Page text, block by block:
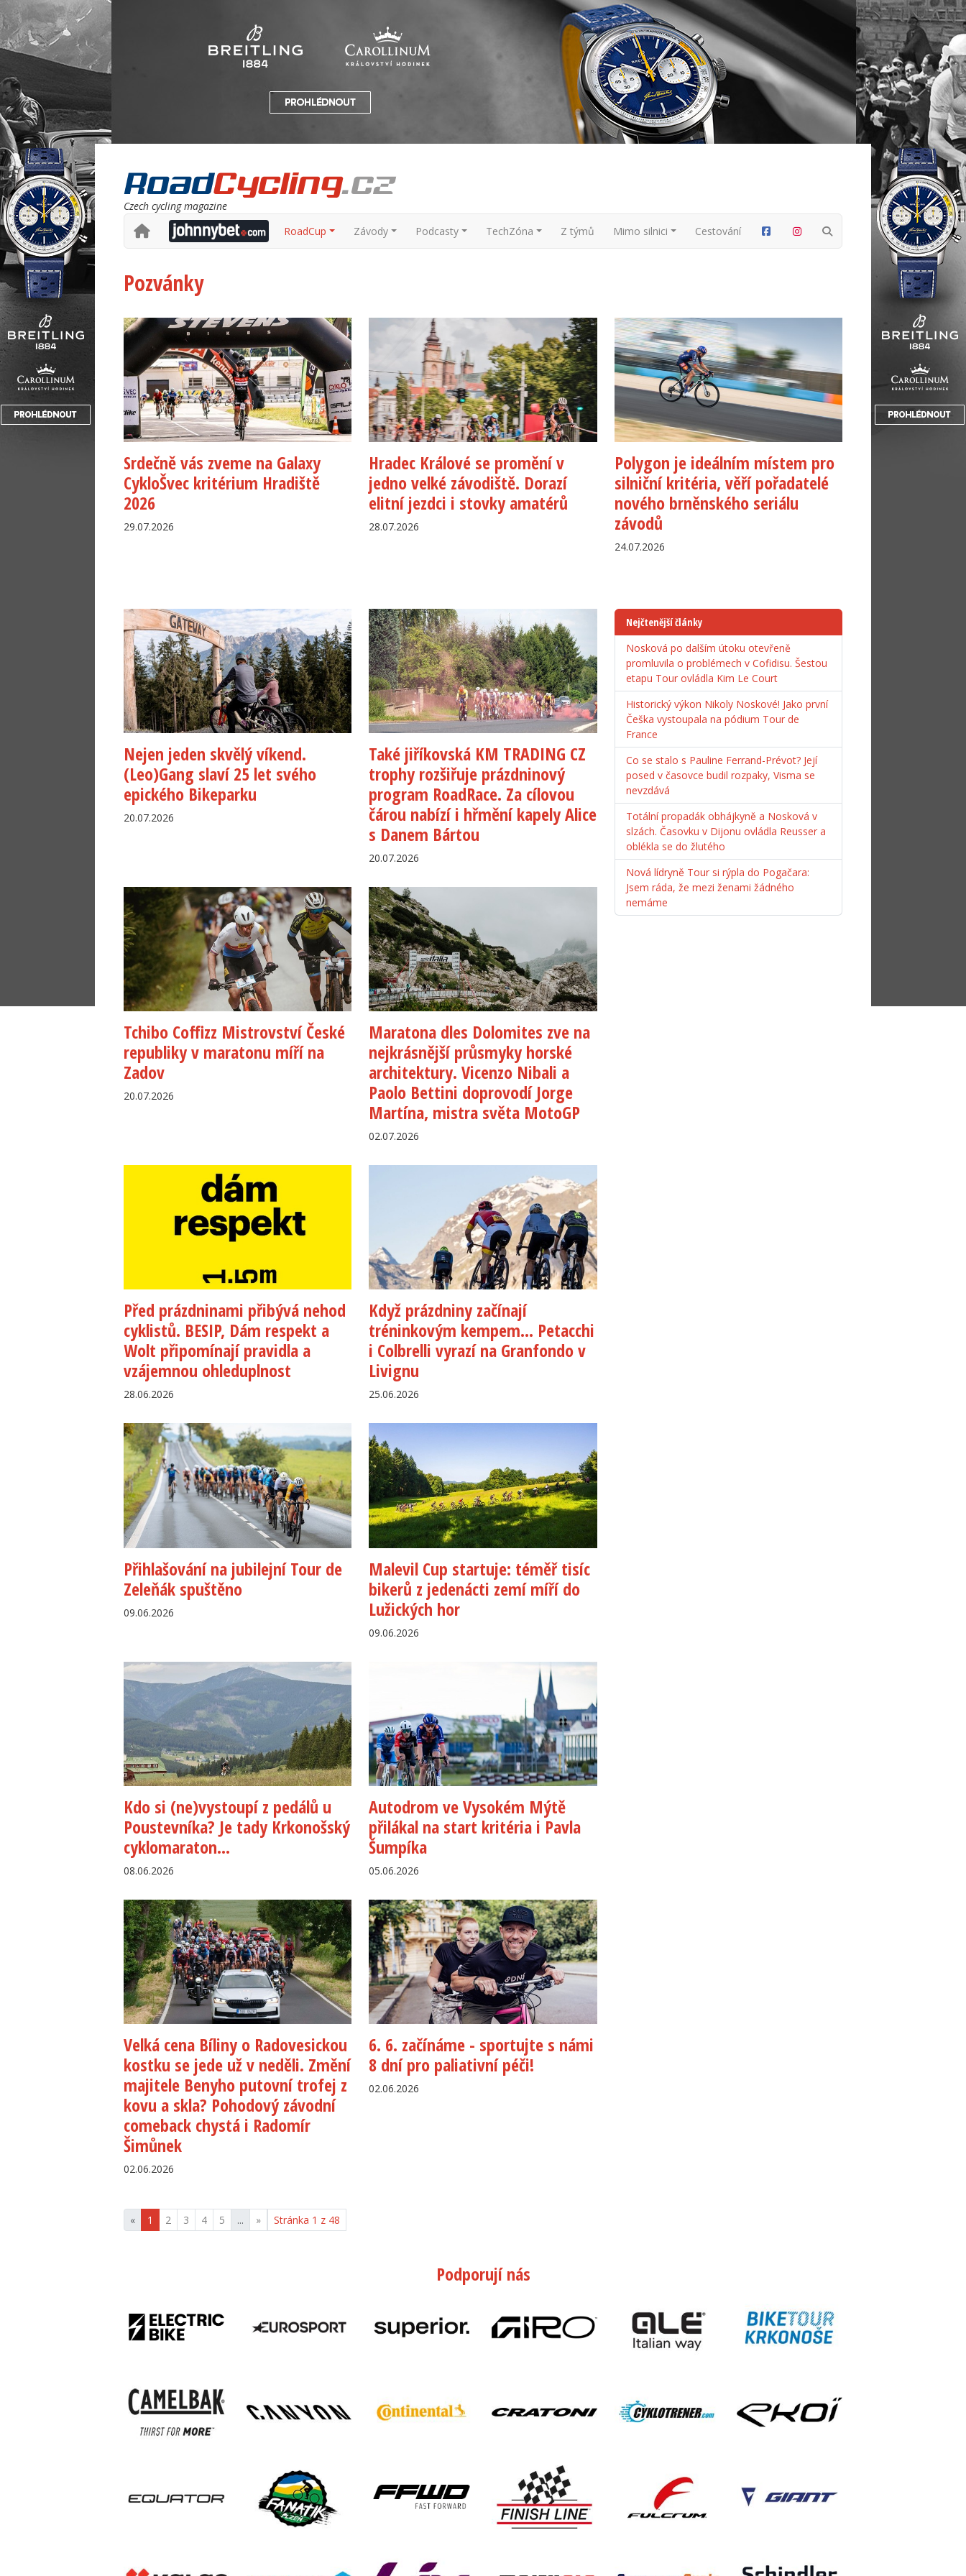
Czech cycling magazine
RoadCup
Závody Podcasty TechZóna Z týmů Mimo silnici Cestování
Pozvánky
Srdečně vás zveme na Galaxy
CykloŠvec kritérium Hradiště
2026
29.07.2026
Hradec Králové se promění v
jedno velké závodiště. Dorazí
elitní jezdci i stovky amatérů
28.07.2026
Polygon je ideálním místem pro
silniční kritéria, věří pořadatelé
nového brněnského seriálu
závodů
24.07.2026
Nejen jeden skvělý víkend.
(Leo)Gang slaví 25 let svého
epického Bikeparku
20.07.2026
Také jiříkovská KM TRADING CZ
trophy rozšiřuje prázdninový
program RoadRace. Za cílovou
čárou nabízí i hřmění kapely Alice
s Danem Bártou
20.07.2026
Tchibo Coffizz Mistrovství České
republiky v maratonu míří na
Zadov
20.07.2026
Maratona dles Dolomites zve na
nejkrásnější průsmyky horské
architektury. Vicenzo Nibali a
Paolo Bettini doprovodí Jorge
Martína, mistra světa MotoGP
02.07.2026
Před prázdninami přibývá nehod
cyklistů. BESIP, Dám respekt a
Wolt připomínají pravidla a
vzájemnou ohleduplnost
28.06.2026
Když prázdniny začínají
tréninkovým kempem… Petacchi
i Colbrelli vyrazí na Granfondo v
Livignu
25.06.2026
Přihlašování na jubilejní Tour de
Zeleňák spuštěno
09.06.2026
Malevil Cup startuje: téměř tisíc
bikerů z jedenácti zemí míří do
Lužických hor
09.06.2026
Kdo si (ne)vystoupí z pedálů u
Poustevníka? Je tady Krkonošský
cyklomaraton...
08.06.2026
Autodrom ve Vysokém Mýtě
přilákal na start kritéria i Pavla
Šumpíka
05.06.2026
Velká cena Bíliny o Radovesickou
kostku se jede už v neděli. Změní
majitele Benyho putovní trofej z
kovu a skla? Pohodový závodní
comeback chystá i Radomír
Šimůnek
02.06.2026
6. 6. začínáme - sportujte s námi
8 dní pro paliativní péči!
02.06.2026
Nejčtenější články
Nosková po dalším útoku otevřeně
promluvila o problémech v Cofidisu. Šestou
etapu Tour ovládla Kim Le Court
Historický výkon Nikoly Noskové! Jako první
Češka vystoupala na pódium Tour de
France
Co se stalo s Pauline Ferrand-Prévot? Její
posed v časovce budil rozpaky, Visma se
nevzdává
Totální propadák obhájkyně a Nosková v
slzách. Časovku v Dijonu ovládla Reusser a
oblékla se do žlutého
Nová lídryně Tour si rýpla do Pogačara:
Jsem ráda, že mezi ženami žádného
nemáme
« 1 2 3 4 5 ... » Stránka 1 z 48
Podporují nás